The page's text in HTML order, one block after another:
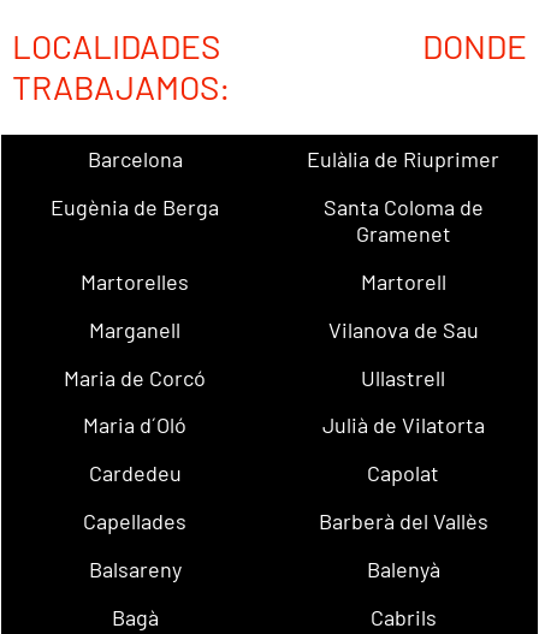
LOCALIDADES DONDE
TRABAJAMOS:
Barcelona
Eulàlia de Riuprimer
Eugènia de Berga
Santa Coloma de
Gramenet
Martorelles
Martorell
Marganell
Vilanova de Sau
Maria de Corcó
Ullastrell
Maria d´Oló
Julià de Vilatorta
Cardedeu
Capolat
Capellades
Barberà del Vallès
Balsareny
Balenyà
Bagà
Cabrils